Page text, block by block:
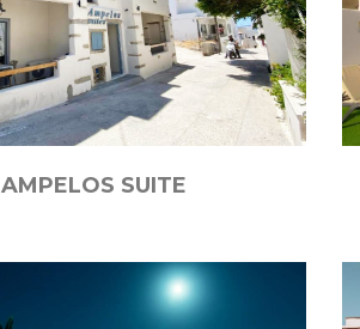
AMPELOS SUITE